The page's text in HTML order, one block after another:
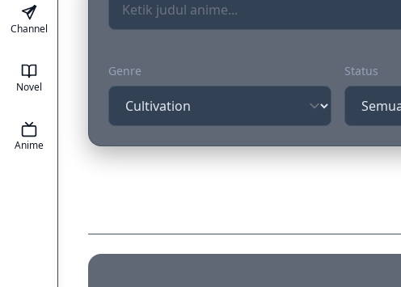
Channel
Novel
Anime
Genre Status